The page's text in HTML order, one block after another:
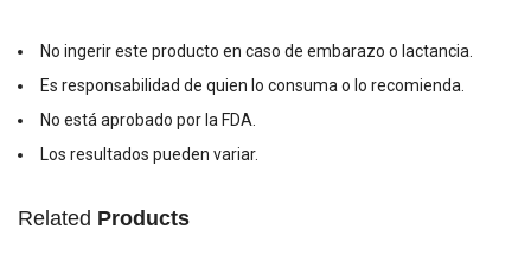
No ingerir este producto en caso de embarazo o lactancia.
Es responsabilidad de quien lo consuma o lo recomienda.
No está aprobado por la FDA.
Los resultados pueden variar.
Related Products